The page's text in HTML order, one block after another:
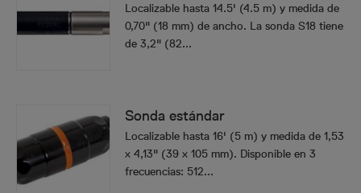
Localizable hasta 14.5' (4.5 m) y medida de
0,70" (18 mm) de ancho. La sonda S18 tiene
de 3,2" (82...
Sonda estándar
Localizable hasta 16' (5 m) y medida de 1,53
x 4,13" (39 x 105 mm). Disponible en 3
frecuencias: 512...